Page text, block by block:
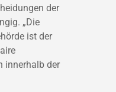
der
„Die
ist der
innerhalb der